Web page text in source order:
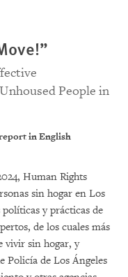
People in
in English
Human Rights
sin hogar en Los
y prácticas de
de los cuales más
vivir sin hogar, y
Policía de Los Ángeles